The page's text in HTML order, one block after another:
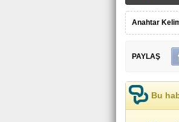
Anahtar
PAYLAŞ
Bu